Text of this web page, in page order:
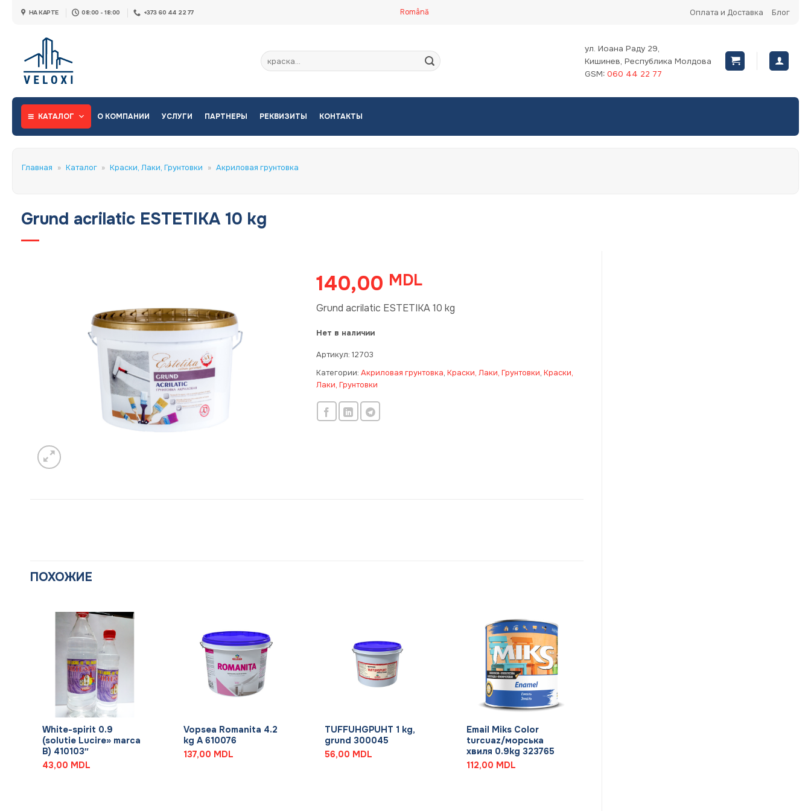
НА КАРТЕ 08:00 - 18:00 +373 60 44 22 77 Română Оплата и Доставка Блог
Искать:
ул. Иоана Раду 29,
Кишинев, Республика Молдова
GSM: 060 44 22 77
КАТАЛОГ О КОМПАНИИ УСЛУГИ ПАРТНЕРЫ РЕКВИЗИТЫ КОНТАКТЫ
Главная » Каталог » Краски, Лаки, Грунтовки » Акриловая грунтовка
Grund acrilatic ESTETIKA 10 kg
140,00 MDL
Grund acrilatic ESTETIKA 10 kg
Нет в наличии
Артикул: 12703
Категории: Акриловая грунтовка, Краски, Лаки, Грунтовки, Краски,
Лаки, Грунтовки
ПОХОЖИЕ
+
White-spirit 0.9
(solutie Lucire» marca
B) 410103″
43,00 MDL
Vopsea Romanita 4.2
kg A 610076
137,00 MDL
TUFFUHGPUHT 1 kg,
grund 300045
56,00 MDL
+
Email Miks Color
turcuaz/морська
хвиля 0.9kg 323765
112,00 MDL